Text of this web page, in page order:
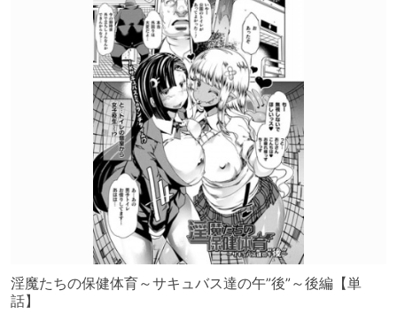
淫魔たちの保健体育～サキュバス達の午”後”～後編【単
話】